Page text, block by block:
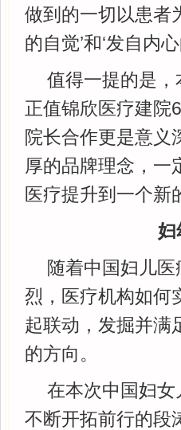
做到的一切以患者
的自觉’和‘发自内
值得一提的是
正值锦欣医疗建院
院长合作更是意义
厚的品牌理念，一
医疗提升到一个新
妇
随着中国妇儿
烈，医疗机构如何
起联动，发掘并满
的方向。
在本次中国妇
不断开拓前行的段